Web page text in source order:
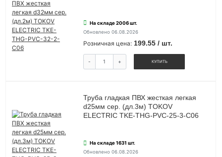
На складе 2006 шт.
Обновлено 06.08.2026
Розничная цена: 199.55 / шт.
- + КУПИТЬ
Труба гладкая ПВХ жесткая легкая
d25мм сер. (дл.3м) TOKOV
ELECTRIC TKE-THG-PVC-25-3-C06
На складе 1631 шт.
Обновлено 06.08.2026